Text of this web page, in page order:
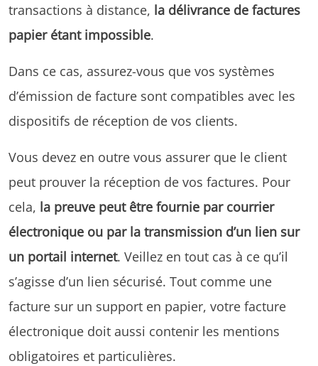
transactions à distance, la délivrance de factures
papier étant impossible.
Dans ce cas, assurez-vous que vos systèmes
d’émission de facture sont compatibles avec les
dispositifs de réception de vos clients.
Vous devez en outre vous assurer que le client
peut prouver la réception de vos factures. Pour
cela, la preuve peut être fournie par courrier
électronique ou par la transmission d’un lien sur
un portail internet. Veillez en tout cas à ce qu’il
s’agisse d’un lien sécurisé. Tout comme une
facture sur un support en papier, votre facture
électronique doit aussi contenir les mentions
obligatoires et particulières.